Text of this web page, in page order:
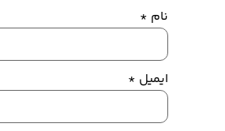
نام *
ایمیل *